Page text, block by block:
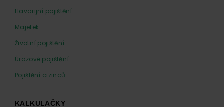
Havarijní pojištění
Majetek
Životní pojištění
Úrazové pojištění
Pojištění cizinců
KALKULAČKY